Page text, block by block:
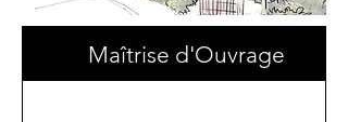
Maîtrise d'Ouvrage